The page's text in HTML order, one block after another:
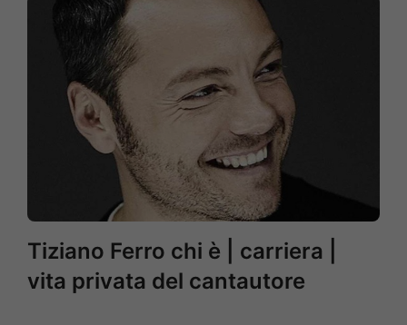
Tiziano Ferro chi è | carriera |
vita privata del cantautore